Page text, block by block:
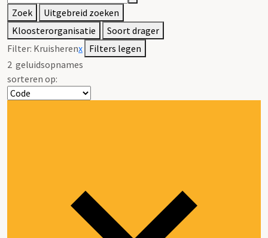
Zoek
Uitgebreid zoeken
Kloosterorganisatie
Soort drager
Filter: Kruisherenx Filters legen
2 geluidsopnames
sorteren op: